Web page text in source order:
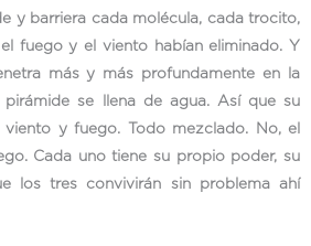
y barriera cada molécula, cada trocito,
fuego y el viento habían eliminado. Y
más y más profundamente en la
pirámide se llena de agua. Así que su
viento y fuego. Todo mezclado. No, el
Cada uno tiene su propio poder, su
los tres convivirán sin problema ahí